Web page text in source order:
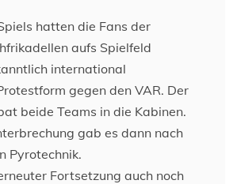
hatten die Fans der
aufs Spielfeld
international
gegen den VAR. Der
beide Teams in die Kabinen.
gab es dann nach
Pyrotechnik.
Fortsetzung auch noch